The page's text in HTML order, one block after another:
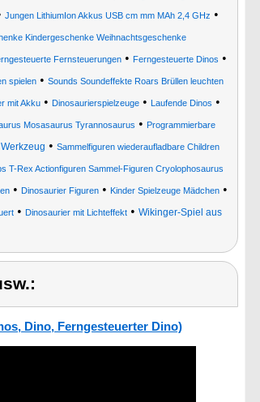
Jungen LithiumIon Akkus USB cm mm MAh 2,4 GHz •
Kindergeschenke Weihnachtsgeschenke
Fernsteuerungen• Ferngesteuerte Dinos •
spielen • Sounds Soundeffekte Roars Brüllen leuchten
mit Akku• Dinosaurierspielzeuge• Laufende Dinos •
Mosasaurus Tyrannosaurus • Programmierbare
• Sammelfiguren wiederaufladbare Children
T-Rex Actionfiguren Sammel-Figuren Cryolophosaurus
• Dinosaurier Figuren • Kinder Spielzeuge Mädchen •
• Dinosaurier mit Lichteffekt • Wikinger-Spiel aus
Dino, Ferngesteuerter Dino)